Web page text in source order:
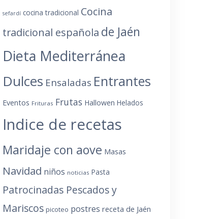
sefardí cocina tradicional Cocina
tradicional española de Jaén
Dieta Mediterránea
Dulces Ensaladas Entrantes
Eventos Frituras Frutas Hallowen Helados
Indice de recetas
Maridaje con aove Masas
Navidad niños noticias Pasta
Patrocinadas Pescados y
Mariscos picoteo postres receta de Jaén